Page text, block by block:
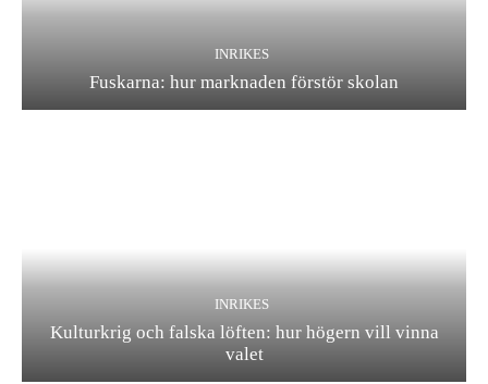
INRIKES
Fuskarna: hur marknaden förstör skolan
INRIKES
Kulturkrig och falska löften: hur högern vill vinna
valet